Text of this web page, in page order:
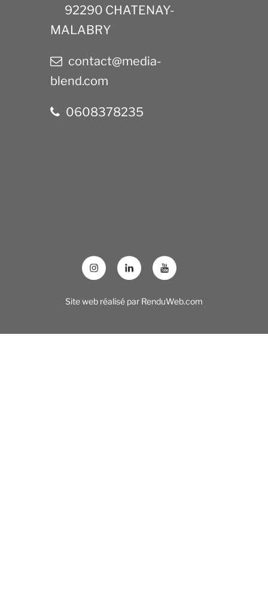
92290 CHATENAY-
MALABRY
contact@media-
blend.com
0608378235
Site web réalisé par RenduWeb.com